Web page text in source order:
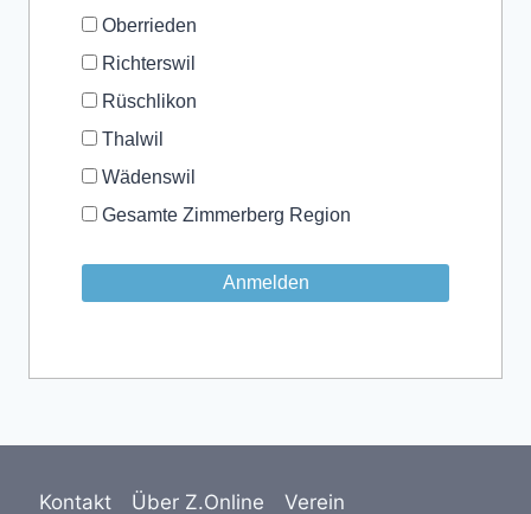
Oberrieden
Richterswil
Rüschlikon
Thalwil
Wädenswil
Gesamte Zimmerberg Region
Kontakt Über Z.Online Verein